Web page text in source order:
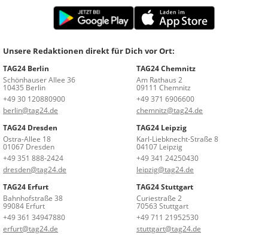
Unsere Redaktionen direkt für Dich vor Ort:
TAG24 Berlin
Schönhauser Allee 36
10435 Berlin
+49 30 120880900
berlin@tag24.de
TAG24 Chemnitz
Am Rathaus 2
09111 Chemnitz
+49 371 6906600
chemnitz@tag24.de
TAG24 Dresden
Ostra-Allee 18
01067 Dresden
+49 351 888-2424
dresden@tag24.de
TAG24 Leipzig
Karl-Liebknecht-Straße 8
04107 Leipzig
+49 341 24250430
leipzig@tag24.de
TAG24 Erfurt
Bahnhofstraße 38
99084 Erfurt
+49 361 34947880
erfurt@tag24.de
TAG24 Stuttgart
Curiestraße 2
70563 Stuttgart
+49 711 21952530
stuttgart@tag24.de